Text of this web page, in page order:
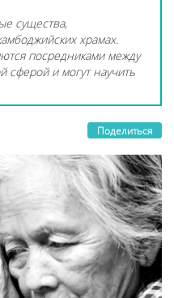
существа,
храмах.
посредниками между
и могут научить
Поделиться